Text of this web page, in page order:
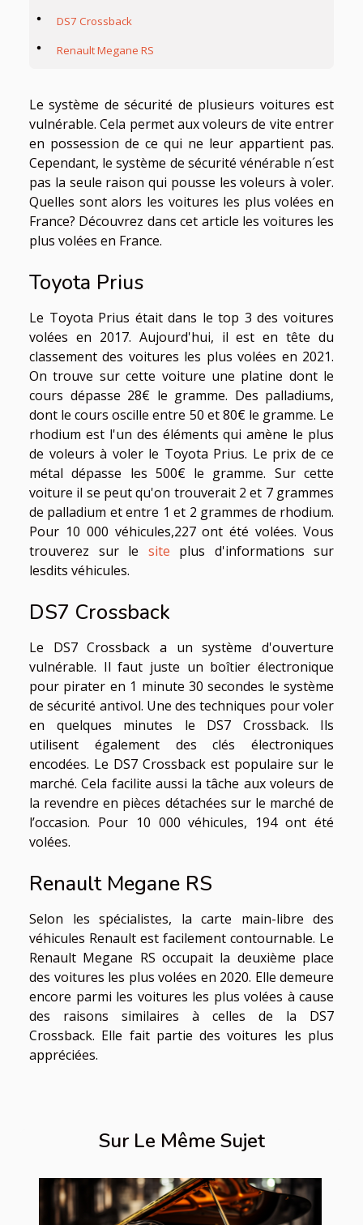
DS7 Crossback
Renault Megane RS
Le système de sécurité de plusieurs voitures est
vulnérable. Cela permet aux voleurs de vite entrer
en possession de ce qui ne leur appartient pas.
Cependant, le système de sécurité vénérable n´est
pas la seule raison qui pousse les voleurs à voler.
Quelles sont alors les voitures les plus volées en
France? Découvrez dans cet article les voitures les
plus volées en France.
Toyota Prius
Le Toyota Prius était dans le top 3 des voitures
volées en 2017. Aujourd'hui, il est en tête du
classement des voitures les plus volées en 2021.
On trouve sur cette voiture une platine dont le
cours dépasse 28€ le gramme. Des palladiums,
dont le cours oscille entre 50 et 80€ le gramme. Le
rhodium est l'un des éléments qui amène le plus
de voleurs à voler le Toyota Prius. Le prix de ce
métal dépasse les 500€ le gramme. Sur cette
voiture il se peut qu'on trouverait 2 et 7 grammes
de palladium et entre 1 et 2 grammes de rhodium.
Pour 10 000 véhicules,227 ont été volées. Vous
trouverez sur le site plus d'informations sur
lesdits véhicules.
DS7 Crossback
Le DS7 Crossback a un système d'ouverture
vulnérable. Il faut juste un boîtier électronique
pour pirater en 1 minute 30 secondes le système
de sécurité antivol. Une des techniques pour voler
en quelques minutes le DS7 Crossback. Ils
utilisent également des clés électroniques
encodées. Le DS7 Crossback est populaire sur le
marché. Cela facilite aussi la tâche aux voleurs de
la revendre en pièces détachées sur le marché de
l’occasion. Pour 10 000 véhicules, 194 ont été
volées.
Renault Megane RS
Selon les spécialistes, la carte main-libre des
véhicules Renault est facilement contournable. Le
Renault Megane RS occupait la deuxième place
des voitures les plus volées en 2020. Elle demeure
encore parmi les voitures les plus volées à cause
des raisons similaires à celles de la DS7
Crossback. Elle fait partie des voitures les plus
appréciées.
Sur Le Même Sujet